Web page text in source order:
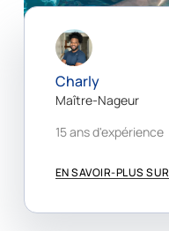
Charly
Maître-Nageur
15 ans d'expérience
EN SAVOIR-PLUS